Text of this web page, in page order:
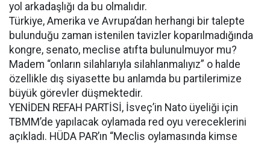
yol arkadaşlığı da bu olmalıdır.
Türkiye, Amerika ve Avrupa’dan herhangi bir talepte
bulunduğu zaman istenilen tavizler koparılmadığında
kongre, senato, meclise atıfta bulunulmuyor mu?
Madem “onların silahlarıyla silahlanmalıyız” o halde
özellikle dış siyasette bu anlamda bu partilerimize
büyük görevler düşmektedir.
YENİDEN REFAH PARTİSİ, İsveç’in Nato üyeliği için
TBMM’de yapılacak oylamada red oyu vereceklerini
açıkladı. HÜDA PAR’ın “Meclis oylamasında kimse